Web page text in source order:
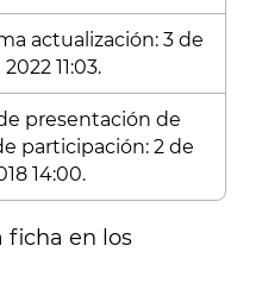
actualización: 3 de
11:03.
presentación de
participación: 2 de
14:00.
ficha en los